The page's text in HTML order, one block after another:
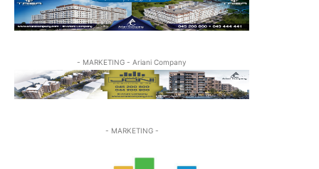
- MARKETING - Ariani Company
- MARKETING -